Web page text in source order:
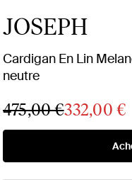
JOSEPH
Cardigan En Lin
neutre
475,00 €332,00 €